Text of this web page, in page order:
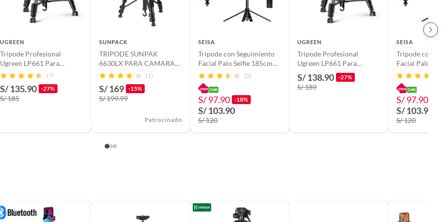
Solo Fallas de Fabrica
N: 15187
Caja
UGREEN
Tripode Profesional
Ugreen LP661 Para
Camaras Celular 175m
(7)
S/ 135.90 -27%
S/ 185
SUNPACK
TRIPODE SUNPAK
6630LX PARA CAMARA
DIGITAL
(1)
S/ 169 -15%
S/ 199.99
Patrocinado
SEISA
Tripode con Seguimiento
Facial Palo Selfie 185cm
Giro 360° Aluminio
(2)
S/ 97.90 -18%
S/ 103.90
S/ 120
UGREEN
Tripode Profesional
Ugreen LP661 Para
Camaras Celular 175m
S/ 138.90 -27%
S/ 189
SEISA
Tripode con
Facial Palo
Giro 360°
S/ 97.90
S/ 103.90
S/ 120